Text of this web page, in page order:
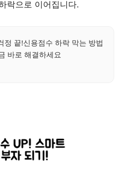
락으로 이어집니다.
정 끝!신용점수 하락 막는 방법
바로 해결하세요